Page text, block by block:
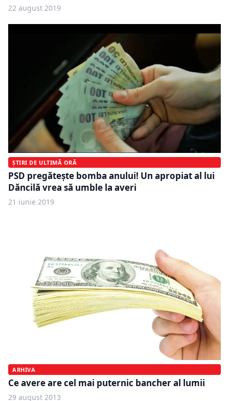
22 august 2019
ȘTIRI DE ULTIMĂ ORĂ
PSD pregătește bomba anului! Un apropiat al lui
Dăncilă vrea să umble la averi
21 iunie 2019
ARHIVA
Ce avere are cel mai puternic bancher al lumii
29 august 2013